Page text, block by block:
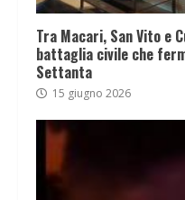
Tra Macari, San Vito e
battaglia civile che
Settanta
15 giugno 2026